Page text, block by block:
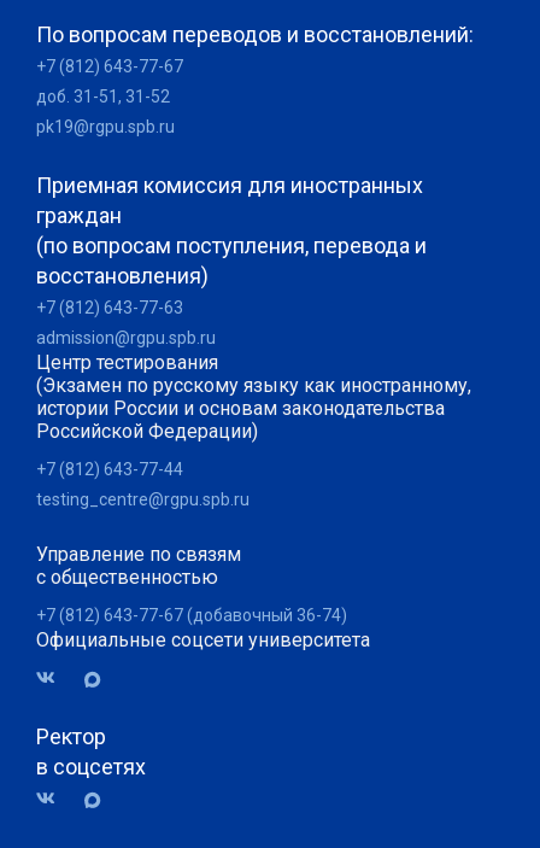
По вопросам переводов и восстановлений:
+7 (812) 643-77-67
доб. 31-51, 31-52
pk19@rgpu.spb.ru
Приемная комиссия для иностранных
граждан
(по вопросам поступления, перевода и
восстановления)
+7 (812) 643-77-63
admission@rgpu.spb.ru
Центр тестирования
(Экзамен по русскому языку как иностранному,
истории России и основам законодательства
Российской Федерации)
+7 (812) 643-77-44
testing_centre@rgpu.spb.ru
Управление по связям
с общественностью
+7 (812) 643-77-67 (добавочный 36-74)
Официальные соцсети университета
Ректор
в соцсетях